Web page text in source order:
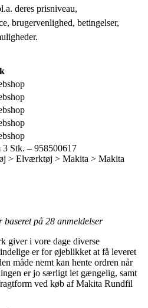
deres prisniveau,
brugervenlighed, betingelser,
Stk. – 958500617
> Elværktøj > Makita > Makita
baseret på 28 anmeldelser
giver i vore dage diverse
er for øjeblikket at få leveret
måde nemt kan hente ordren når
er jo særligt let gængelig, samt
ved køb af Makita Rundfil